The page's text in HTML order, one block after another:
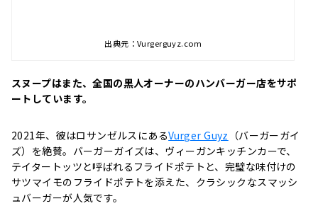
出典元：Vurgerguyz.com
スヌープはまた、全国の黒人オーナーのハンバーガー店をサポ
ートしています。
2021年、彼はロサンゼルスにあるVurger Guyz （バーガーガイ
ズ）を絶賛。バーガーガイズは、ヴィーガンキッチンカーで、
テイタートッツと呼ばれるフライドポテトと、完璧な味付けの
サツマイモのフライドポテトを添えた、クラシックなスマッシ
ュバーガーが人気です。